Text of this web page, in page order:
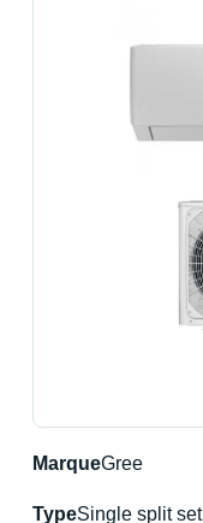
MarqueGree
TypeSingle split set